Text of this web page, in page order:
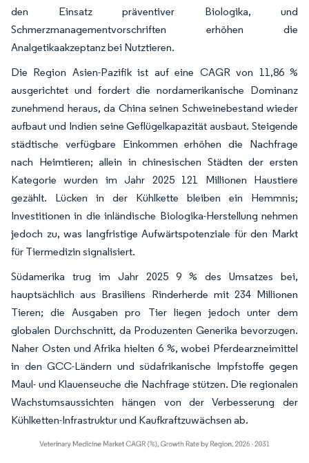
den Einsatz präventiver Biologika, und
Schmerzmanagementvorschriften erhöhen die
Analgetikaakzeptanz bei Nutztieren.
Die Region Asien-Pazifik ist auf eine CAGR von 11,86 %
ausgerichtet und fordert die nordamerikanische Dominanz
zunehmend heraus, da China seinen Schweinebestand wieder
aufbaut und Indien seine Geflügelkapazität ausbaut. Steigende
städtische verfügbare Einkommen erhöhen die Nachfrage
nach Heimtieren; allein in chinesischen Städten der ersten
Kategorie wurden im Jahr 2025 121 Millionen Haustiere
gezählt. Lücken in der Kühlkette bleiben ein Hemmnis;
Investitionen in die inländische Biologika-Herstellung nehmen
jedoch zu, was langfristige Aufwärtspotenziale für den Markt
für Tiermedizin signalisiert.
Südamerika trug im Jahr 2025 9 % des Umsatzes bei,
hauptsächlich aus Brasiliens Rinderherde mit 234 Millionen
Tieren; die Ausgaben pro Tier liegen jedoch unter dem
globalen Durchschnitt, da Produzenten Generika bevorzugen.
Naher Osten und Afrika hielten 6 %, wobei Pferdearzneimittel
in den GCC-Ländern und südafrikanische Impfstoffe gegen
Maul- und Klauenseuche die Nachfrage stützen. Die regionalen
Wachstumsaussichten hängen von der Verbesserung der
Kühlketten-Infrastruktur und Kaufkraftzuwächsen ab.